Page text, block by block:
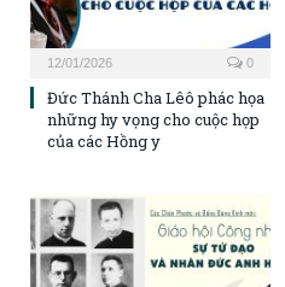
12/01/2026 0
Đức Thánh Cha Lêô phác họa
những hy vọng cho cuộc họp
của các Hồng y